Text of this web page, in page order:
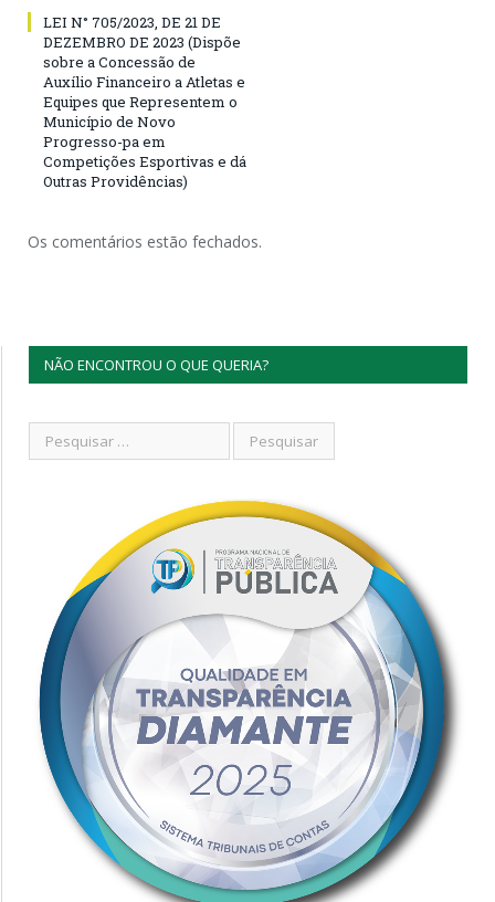
LEI N° 705/2023, DE 21 DE
DEZEMBRO DE 2023 (Dispõe
sobre a Concessão de
Auxílio Financeiro a Atletas e
Equipes que Representem o
Município de Novo
Progresso-pa em
Competições Esportivas e dá
Outras Providências)
Os comentários estão fechados.
NÃO ENCONTROU O QUE QUERIA?